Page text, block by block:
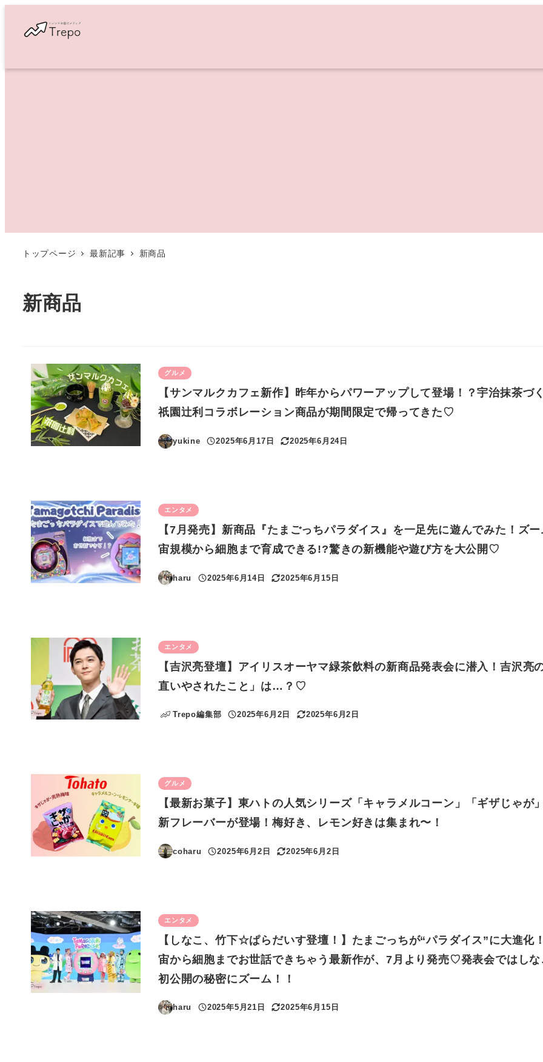
トップページ 最新記事 新商品
新商品
グルメ
【サンマルクカフェ新作】昨年からパワーアップして登場！？宇治抹茶づ
祇園辻利コラボレーション商品が期間限定で帰ってきた♡
yukine
投稿日
2025年6月17日
更新日
2025年6月24日
エンタメ
【7月発売】新商品『たまごっちパラダイス』を一足先に遊んでみた！ズ
宙規模から細胞まで育成できる!?驚きの新機能や遊び方を大公開♡
haru
投稿日
2025年6月14日
更新日
2025年6月15日
エンタメ
【吉沢亮登壇】アイリスオーヤマ緑茶飲料の新商品発表会に潜入！吉沢亮
直いやされたこと」は…？♡
Trepo編集部
投稿日
2025年6月2日
更新日
2025年6月2日
グルメ
【最新お菓子】東ハトの人気シリーズ「キャラメルコーン」「ギザじゃが
新フレーバーが登場！梅好き、レモン好きは集まれ〜！
coharu
投稿日
2025年6月2日
更新日
2025年6月2日
エンタメ
【しなこ、竹下☆ぱらだいす登壇！】たまごっちが“パラダイス”に大進化
宙から細胞までお世話できちゃう最新作が、7月より発売♡発表会ではしな
初公開の秘密にズーム！！
haru
投稿日
2025年5月21日
更新日
2025年6月15日